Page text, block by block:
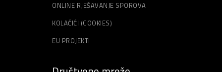
ONLINE RJEŠAVANJE SPOROVA
KOLAČIĆI (COOKIES)
EU PROJEKTI